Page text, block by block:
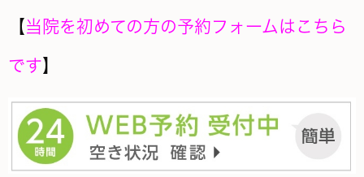
【当院を初めての方の予約フォームはこちら
です】